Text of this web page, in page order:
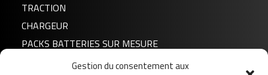
Gestion du consentement aux
TRACTION
CHARGEUR
PACKS BATTERIES SUR MESURE